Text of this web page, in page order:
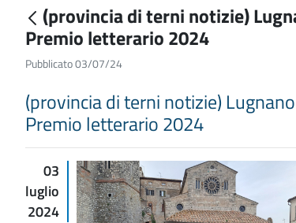
(provincia di terni notizie)
Premio letterario 2024
Pubblicato 03/07/24
(provincia di terni notizie)
Premio letterario 2024
03
luglio
2024